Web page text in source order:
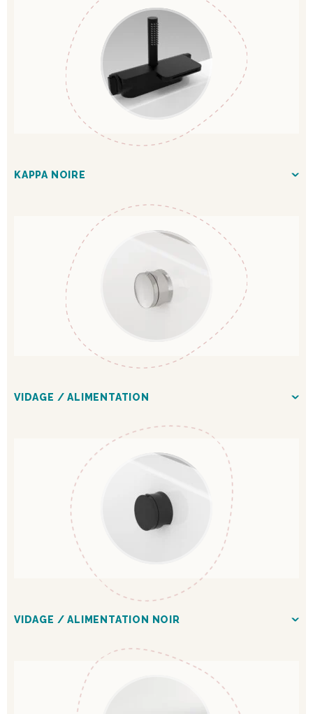
KAPPA NOIRE
VIDAGE / ALIMENTATION
VIDAGE / ALIMENTATION NOIR